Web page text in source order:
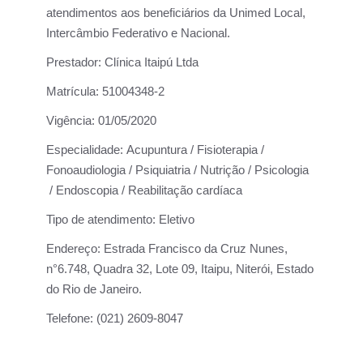
atendimentos aos beneficiários da Unimed Local,
Intercâmbio Federativo e Nacional.
Prestador: Clínica Itaipú Ltda
Matrícula: 51004348-2
Vigência: 01/05/2020
Especialidade: Acupuntura / Fisioterapia /
Fonoaudiologia / Psiquiatria / Nutrição / Psicologia
/ Endoscopia / Reabilitação cardíaca
Tipo de atendimento: Eletivo
Endereço: Estrada Francisco da Cruz Nunes,
n°6.748, Quadra 32, Lote 09, Itaipu, Niterói, Estado
do Rio de Janeiro.
Telefone: (021) 2609-8047